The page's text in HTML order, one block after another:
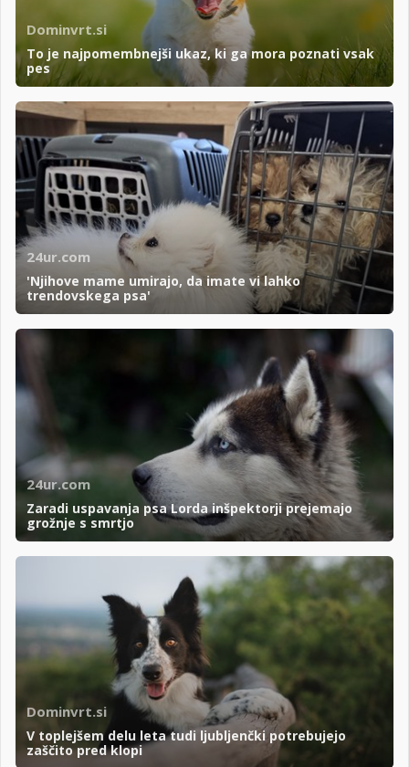
Dominvrt.si
To je najpomembnejši ukaz, ki ga mora poznati vsak
pes
24ur.com
'Njihove mame umirajo, da imate vi lahko
trendovskega psa'
24ur.com
Zaradi uspavanja psa Lorda inšpektorji prejemajo
grožnje s smrtjo
Dominvrt.si
V toplejšem delu leta tudi ljubljenčki potrebujejo
zaščito pred klopi